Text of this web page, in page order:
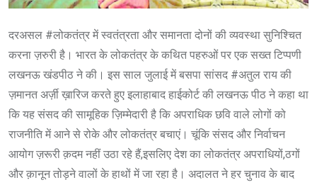
दरअसल #लोकतंत्र में स्वतंत्रता और समानता दोनों की व्यवस्था सुनिश्चित
करना ज़रुरी है। भारत के लोकतंत्र के कथित पहरुओं पर एक सख्त टिप्पणी
लखनऊ खंडपीठ ने की। इस साल जुलाई में बसपा सांसद #अतुल राय की
ज़मानत अर्ज़ी ख़ारिज करते हुए इलाहाबाद हाईकोर्ट की लखनऊ पीठ ने कहा था
कि यह संसद की सामूहिक ज़िम्मेदारी है कि अपराधिक छवि वाले लोगों को
राजनीति में आने से रोके और लोकतंत्र बचाएं। चूंकि संसद और निर्वाचन
आयोग ज़रूरी क़दम नहीं उठा रहे हैं,इसलिए देश का लोकतंत्र अपराधियों,ठगों
और क़ानून तोड़ने वालों के हाथों में जा रहा है। अदालत ने हर चुनाव के बाद